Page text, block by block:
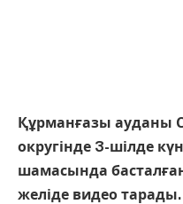
Құрманғазы ауданы
округінде 3-шілде
шамасында
желіде видео тарады.